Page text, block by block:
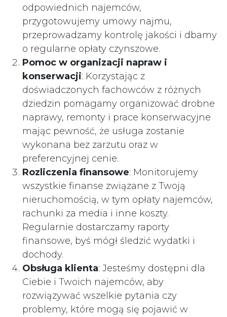
odpowiednich najemców,
przygotowujemy umowy najmu,
przeprowadzamy kontrolę jakości i dbamy
o regularne opłaty czynszowe.
Pomoc w organizacji napraw i
konserwacji: Korzystając z
doświadczonych fachowców z różnych
dziedzin pomagamy organizować drobne
naprawy, remonty i prace konserwacyjne
mając pewność, że usługa zostanie
wykonana bez zarzutu oraz w
preferencyjnej cenie.
Rozliczenia finansowe: Monitorujemy
wszystkie finanse związane z Twoją
nieruchomością, w tym opłaty najemców,
rachunki za media i inne koszty.
Regularnie dostarczamy raporty
finansowe, byś mógł śledzić wydatki i
dochody.
Obsługa klienta: Jesteśmy dostępni dla
Ciebie i Twoich najemców, aby
rozwiązywać wszelkie pytania czy
problemy, które mogą się pojawić w